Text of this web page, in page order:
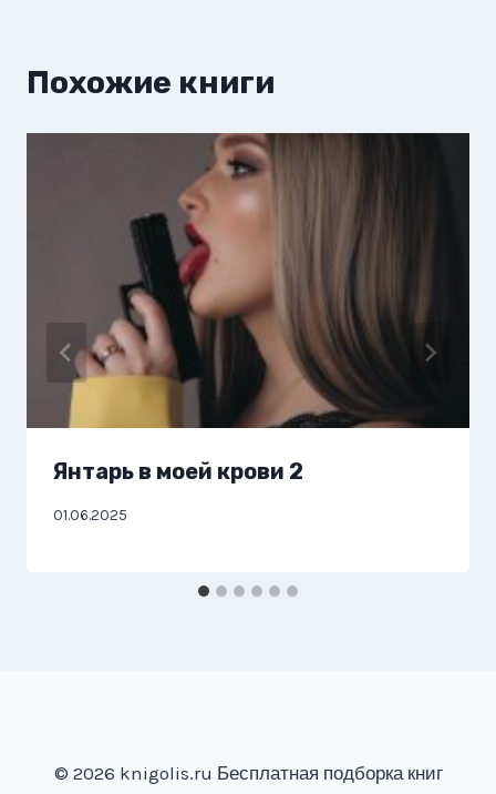
Похожие книги
Янтарь в моей крови 2
01.06.2025
© 2026 knigolis.ru Бесплатная подборка книг